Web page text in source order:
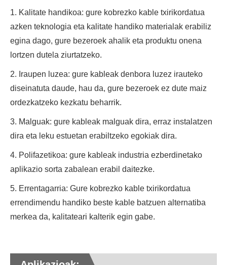
1. Kalitate handikoa: gure kobrezko kable txirikordatua
azken teknologia eta kalitate handiko materialak erabiliz
egina dago, gure bezeroek ahalik eta produktu onena
lortzen dutela ziurtatzeko.
2. Iraupen luzea: gure kableak denbora luzez irauteko
diseinatuta daude, hau da, gure bezeroek ez dute maiz
ordezkatzeko kezkatu beharrik.
3. Malguak: gure kableak malguak dira, erraz instalatzen
dira eta leku estuetan erabiltzeko egokiak dira.
4. Polifazetikoa: gure kableak industria ezberdinetako
aplikazio sorta zabalean erabil daitezke.
5. Errentagarria: Gure kobrezko kable txirikordatua
errendimendu handiko beste kable batzuen alternatiba
merkea da, kalitateari kalterik egin gabe.